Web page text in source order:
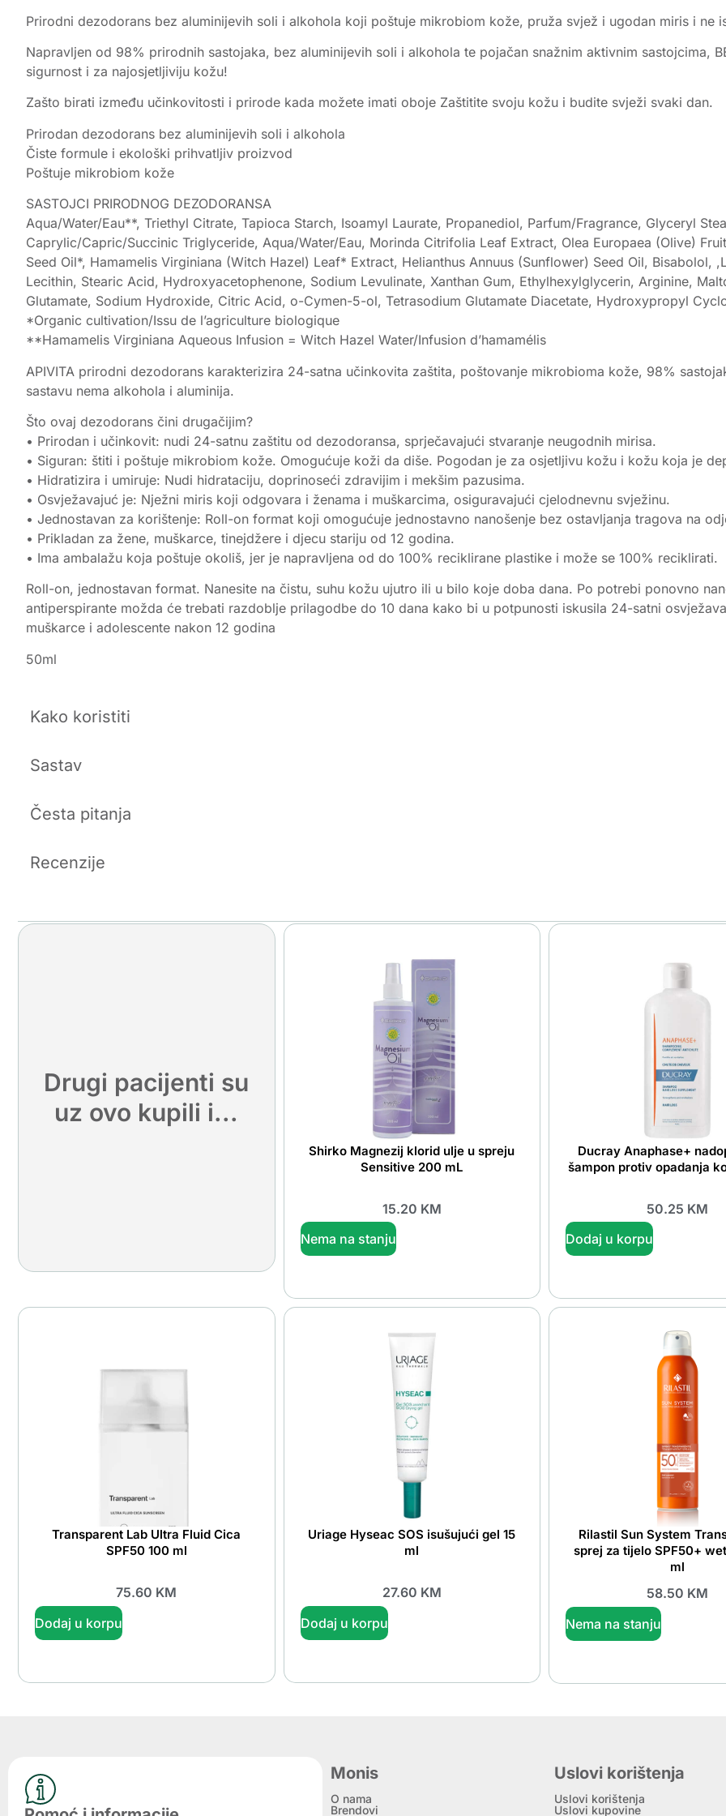
Prirodni dezodorans bez aluminijevih soli i alkohola koji poštuje mikrobiom kože, pruža svjež i ugodan miris i ne
Napravljen od 98% prirodnih sastojaka, bez aluminijevih soli i alkohola te pojačan snažnim aktivnim sastojcima,
sigurnost i za najosjetljiviju kožu!
Zašto birati između učinkovitosti i prirode kada možete imati oboje Zaštitite svoju kožu i budite svježi svaki dan.
Prirodan dezodorans bez aluminijevih soli i alkohola
Čiste formule i ekološki prihvatljiv proizvod
Poštuje mikrobiom kože
SASTOJCI PRIRODNOG DEZODORANSA
Aqua/Water/Eau**, Triethyl Citrate, Tapioca Starch, Isoamyl Laurate, Propanediol, Parfum/Fragrance, Glyceryl
Caprylic/Capric/Succinic Triglyceride, Aqua/Water/Eau, Morinda Citrifolia Leaf Extract, Olea Europaea (Olive)
Seed Oil*, Hamamelis Virginiana (Witch Hazel) Leaf* Extract, Helianthus Annuus (Sunflower) Seed Oil,
Lecithin, Stearic Acid, Hydroxyacetophenone, Sodium Levulinate, Xanthan Gum, Ethylhexylglycerin, Arginine,
Glutamate, Sodium Hydroxide, Citric Acid, o-Cymen-5-ol, Tetrasodium Glutamate Diacetate, Hydroxypropyl
*Organic cultivation/Issu de l’agriculture biologique
**Hamamelis Virginiana Aqueous Infusion = Witch Hazel Water/Infusion d’hamamélis
APIVITA prirodni dezodorans karakterizira 24-satna učinkovita zaštita, poštovanje mikrobioma kože, 98%
sastavu nema alkohola i aluminija.
Što ovaj dezodorans čini drugačijim?
• Prirodan i učinkovit: nudi 24-satnu zaštitu od dezodoransa, sprječavajući stvaranje neugodnih mirisa.
• Siguran: štiti i poštuje mikrobiom kože. Omogućuje koži da diše. Pogodan je za osjetljivu kožu i kožu koja je
• Hidratizira i umiruje: Nudi hidrataciju, doprinoseći zdravijim i mekšim pazusima.
• Osvježavajuć je: Nježni miris koji odgovara i ženama i muškarcima, osiguravajući cjelodnevnu svježinu.
• Jednostavan za korištenje: Roll-on format koji omogućuje jednostavno nanošenje bez ostavljanja tragova na
• Prikladan za žene, muškarce, tinejdžere i djecu stariju od 12 godina.
• Ima ambalažu koja poštuje okoliš, jer je napravljena od do 100% reciklirane plastike i može se 100% reciklirati.
Roll-on, jednostavan format. Nanesite na čistu, suhu kožu ujutro ili u bilo koje doba dana. Po potrebi ponovno
antiperspirante možda će trebati razdoblje prilagodbe do 10 dana kako bi u potpunosti iskusila 24-satni
muškarce i adolescente nakon 12 godina
50ml
Kako koristiti
Sastav
Česta pitanja
Recenzije
Drugi pacijenti su
uz ovo kupili i...
Shirko Magnezij klorid ulje u spreju
Sensitive 200 mL
15.20 KM
Nema na stanju
Ducray Anaphase+
šampon protiv opadanja
50.25 KM
Dodaj u korpu
Transparent Lab Ultra Fluid Cica
SPF50 100 ml
75.60 KM
Dodaj u korpu
Uriage Hyseac SOS isušujući gel 15
ml
27.60 KM
Dodaj u korpu
Rilastil Sun System
sprej za tijelo SPF50+
ml
58.50 KM
Nema na stanju
Monis
O nama
Brendovi
Uslovi korištenja
Uslovi korištenja
Uslovi kupovine